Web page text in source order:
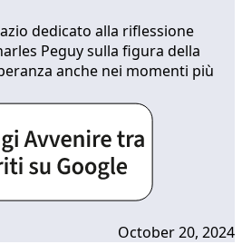
dedicato alla riflessione
Peguy sulla figura della
anche nei momenti più
October 20, 2024